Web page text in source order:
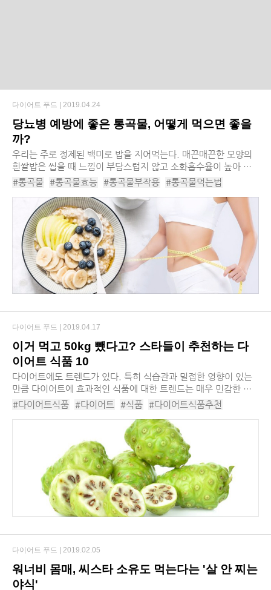
당뇨병 예방에 좋은 통곡물, 어떻게 먹으면 좋을
까?
우리는 주로 정제된 백미로 밥을 지어먹는다. 매끈매끈한 모양의
흰쌀밥은 씹을 때 느낌이 부담스럽지 않고 소화흡수율이 높아 많
은 사람들이 즐겨 먹는다. 물론 매끈한 백미가 거친 현미보다 맛있
#통곡물 #통곡물효능 #통곡물부작용 #통곡물먹는법
#통곡물음식 #현미 #현미밥 #귀리 #귀리죽 #율무
다이어트 푸드 | 2019.04.24
이거 먹고 50kg 뺐다고? 스타들이 추천하는 다
이어트 식품 10
다이어트에도 트렌드가 있다. 특히 식습관과 밀접한 영향이 있는
만큼 다이어트에 효과적인 식품에 대한 트렌드는 매우 민감한 편
이다. 물론 이런 식품들을 먹는다고 해서 살이 쭉쭉 빠지는 것은
#다이어트식품 #다이어트 #식품 #다이어트식품추천
#다이어트식품종류 #새싹보리 #시나몬 #핑거루트
다이어트 푸드 | 2019.04.17
워너비 몸매, 씨스타 소유도 먹는다는 '살 안 찌는
야식'
다이어트 푸드 | 2019.02.05